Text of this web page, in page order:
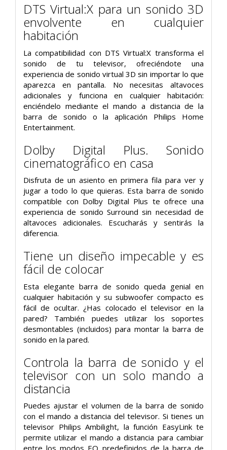
DTS Virtual:X para un sonido 3D
envolvente en cualquier
habitación
La compatibilidad con DTS Virtual:X transforma el
sonido de tu televisor, ofreciéndote una
experiencia de sonido virtual 3D sin importar lo que
aparezca en pantalla. No necesitas altavoces
adicionales y funciona en cualquier habitación:
enciéndelo mediante el mando a distancia de la
barra de sonido o la aplicación Philips Home
Entertainment.
Dolby Digital Plus. Sonido
cinematográfico en casa
Disfruta de un asiento en primera fila para ver y
jugar a todo lo que quieras. Esta barra de sonido
compatible con Dolby Digital Plus te ofrece una
experiencia de sonido Surround sin necesidad de
altavoces adicionales. Escucharás y sentirás la
diferencia.
Tiene un diseño impecable y es
fácil de colocar
Esta elegante barra de sonido queda genial en
cualquier habitación y su subwoofer compacto es
fácil de ocultar. ¿Has colocado el televisor en la
pared? También puedes utilizar los soportes
desmontables (incluidos) para montar la barra de
sonido en la pared.
Controla la barra de sonido y el
televisor con un solo mando a
distancia
Puedes ajustar el volumen de la barra de sonido
con el mando a distancia del televisor. Si tienes un
televisor Philips Ambilight, la función EasyLink te
permite utilizar el mando a distancia para cambiar